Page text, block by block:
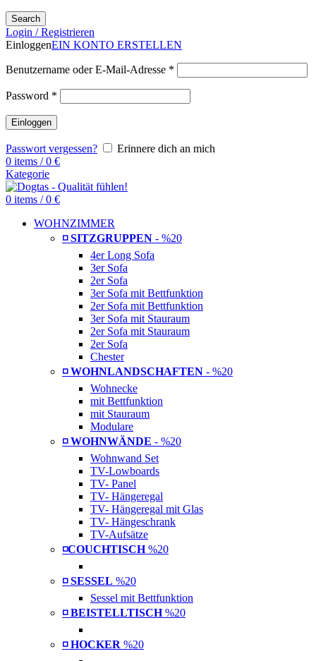
Search
Login / Registrieren
EinloggenEIN KONTO ERSTELLEN
Benutzername oder E-Mail-Adresse *
Password *
Einloggen
Passwort vergessen?
Erinnere dich an mich
0 items / 0 €
Kategorie
0 items / 0 €
WOHNZIMMER
◽ SITZGRUPPEN - %20
4er Long Sofa
3er Sofa
2er Sofa
3er Sofa mit Bettfunktion
2er Sofa mit Bettfunktion
3er Sofa mit Stauraum
2er Sofa mit Stauraum
2er Sofa
Chester
◽ WOHNLANDSCHAFTEN - %20
Wohnecke
mit Bettfunktion
mit Stauraum
Modulare
◽ WOHNWÄNDE - %20
Wohnwand Set
TV-Lowboards
TV- Panel
TV- Hängeregal
TV- Hängeregal mit Glas
TV- Hängeschrank
TV-Aufsätze
◽COUCHTISCH %20
◽ SESSEL %20
Sessel mit Bettfunktion
◽ BEISTELLTISCH %20
◽ HOCKER %20